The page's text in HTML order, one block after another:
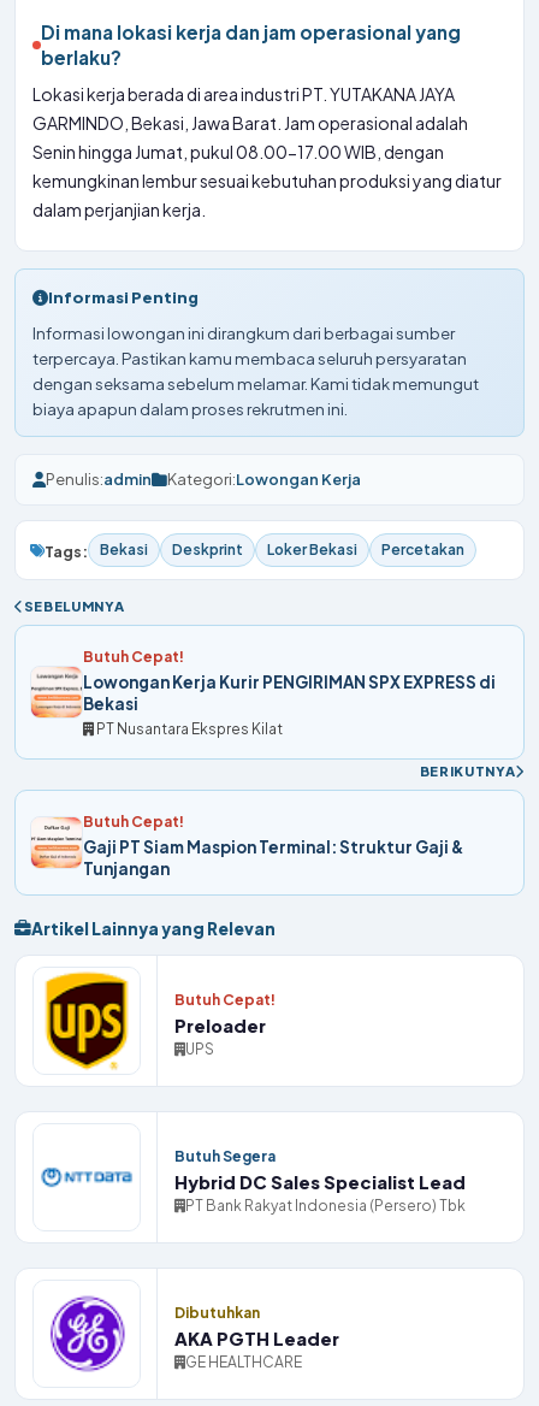
Di mana lokasi kerja dan jam operasional yang
berlaku?
Lokasi kerja berada di area industri PT. YUTAKANA JAYA
GARMINDO, Bekasi, Jawa Barat. Jam operasional adalah
Senin hingga Jumat, pukul 08.00-17.00 WIB, dengan
kemungkinan lembur sesuai kebutuhan produksi yang diatur
dalam perjanjian kerja.
Informasi Penting
Informasi lowongan ini dirangkum dari berbagai sumber
terpercaya. Pastikan kamu membaca seluruh persyaratan
dengan seksama sebelum melamar. Kami tidak memungut
biaya apapun dalam proses rekrutmen ini.
Penulis:admin Kategori:Lowongan Kerja
Tags: Bekasi Deskprint Loker Bekasi Percetakan
SEBELUMNYA
Butuh Cepat!
Lowongan Kerja Kurir PENGIRIMAN SPX EXPRESS di
Bekasi
PT Nusantara Ekspres Kilat
BERIKUTNYA
Butuh Cepat!
Gaji PT Siam Maspion Terminal: Struktur Gaji &
Tunjangan
Artikel Lainnya yang Relevan
Butuh Cepat!
Preloader
UPS
Butuh Segera
Hybrid DC Sales Specialist Lead
PT Bank Rakyat Indonesia (Persero) Tbk
Dibutuhkan
AKA PGTH Leader
GE HEALTHCARE